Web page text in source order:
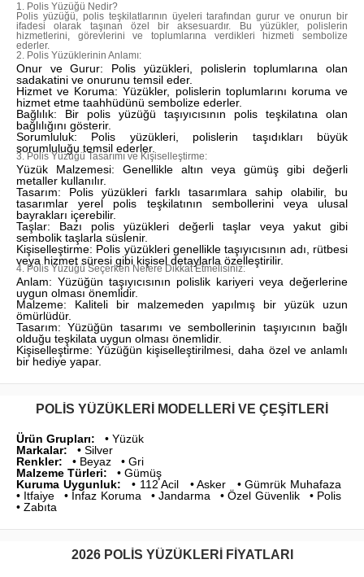
1. Polis Yüzüğü Nedir?
Polis yüzüğü, polis teşkilatlarının üyeleri tarafından gurur ve onurun bir
ifadesi olarak taşınan özel bir aksesuardır. Bu yüzükler, polislerin
hizmetlerini, görevlerini ve toplumlarına verdikleri hizmeti sembolize
ederler.
2. Polis Yüzüklerinin Anlamı:
Onur ve Gurur: Polis yüzükleri, polislerin toplumlarına olan
sadakatini ve onurunu temsil eder.
Hizmet ve Koruma: Yüzükler, polislerin toplumlarını koruma ve
hizmet etme taahhüdünü sembolize ederler.
Bağlılık: Bir polis yüzüğü taşıyıcısının polis teşkilatına olan
bağlılığını gösterir.
Sorumluluk: Polis yüzükleri, polislerin taşıdıkları büyük
sorumluluğu temsil ederler.
3. Polis Yüzüğü Tasarımı ve Kişiselleştirme:
Yüzük Malzemesi: Genellikle altın veya gümüş gibi değerli
metaller kullanılır.
Tasarım: Polis yüzükleri farklı tasarımlara sahip olabilir, bu
tasarımlar yerel polis teşkilatının sembollerini veya ulusal
bayrakları içerebilir.
Taşlar: Bazı polis yüzükleri değerli taşlar veya yakut gibi
sembolik taşlarla süslenir.
Kişiselleştirme: Polis yüzükleri genellikle taşıyıcısının adı, rütbesi
veya hizmet süresi gibi kişisel detaylarla özelleştirilir.
4. Polis Yüzüğü Seçerken Nelere Dikkat Etmelisiniz:
Anlam: Yüzüğün taşıyıcısının polislik kariyeri veya değerlerine
uygun olması önemlidir.
Malzeme: Kaliteli bir malzemeden yapılmış bir yüzük uzun
ömürlüdür.
Tasarım: Yüzüğün tasarımı ve sembollerinin taşıyıcının bağlı
olduğu teşkilata uygun olması önemlidir.
Kişiselleştirme: Yüzüğün kişiselleştirilmesi, daha özel ve anlamlı
bir hediye yapar.
POLIS YÜZÜKLERI MODELLERI VE ÇEŞITLERI
Ürün Grupları: • Yüzük
Markalar: • Silver
Renkler: • Beyaz • Gri
Malzeme Türleri: • Gümüş
Kuruma Uygunluk: • 112 Acil • Asker • Gümrük Muhafaza
• Itfaiye • İnfaz Koruma • Jandarma • Özel Güvenlik • Polis
• Zabıta
2026 POLIS YÜZÜKLERI FIYATLARI